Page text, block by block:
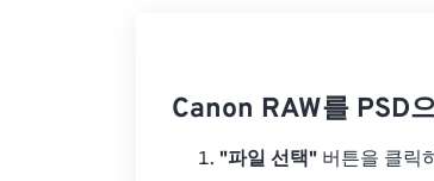
Canon RAW를 PSD
"파일 선택" 버튼을 클릭